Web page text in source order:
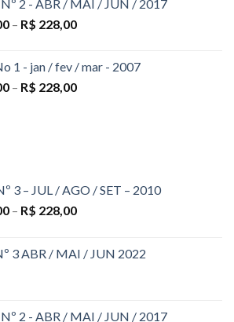
2 - ABR / MAI / JUN / 2017
– R$ 228,00
1 - jan / fev / mar - 2007
– R$ 228,00
3 – JUL / AGO / SET – 2010
– R$ 228,00
3 ABR / MAI / JUN 2022
2 - ABR / MAI / JUN / 2017